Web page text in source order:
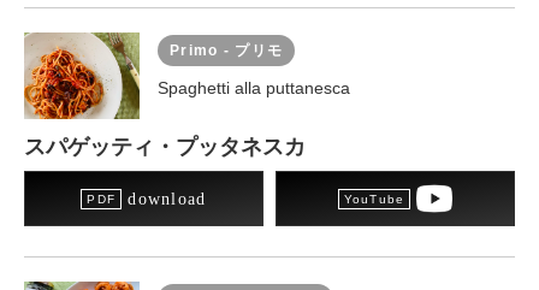
Primo - プリモ
Spaghetti alla puttanesca
スパゲッティ・プッタネスカ
download